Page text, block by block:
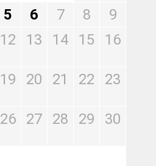
5 6 7 8
9
12 13 14 15 16
19 20 21 22 23
26 27 28 29 30